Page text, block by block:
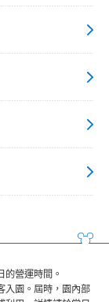
的營運時間。
入園。屆時，園內部